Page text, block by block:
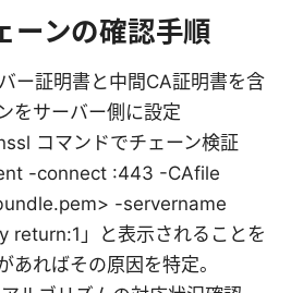
ーンの確認手順
ー証明書と中間CA証明書を含
をサーバー側に設定
コマンドでチェーン検証
-connect :443 -CAfile
-servername
return:1」と表示されることを
あればその原因を特定。